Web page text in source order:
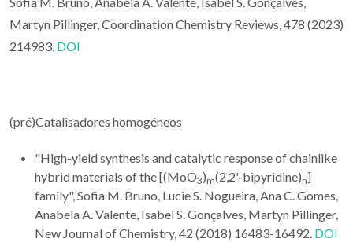
Martyn Pillinger, Coordination Chemistry Reviews, 478 (2023)
214983. DOI
(pré)Catalisadores homogéneos
"High-yield synthesis and catalytic response of chainlike
hybrid materials of the [(MoO3)m(2,2'-bipyridine)n]
family",Sofia M. Bruno, Lucie S. Nogueira, Ana C. Gomes,
Anabela A. Valente, Isabel S. Gonçalves, Martyn Pillinger,
New Journal of Chemistry, 42 (2018) 16483-16492. DOI